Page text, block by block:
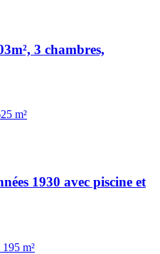
3 chambres,
m²
1930 avec piscine et
195 m²